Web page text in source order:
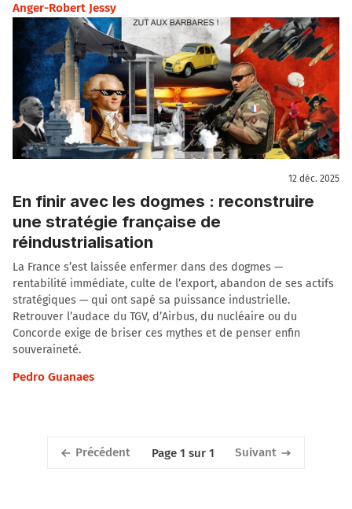
Anger-Robert Jessy
12 déc. 2025
En finir avec les dogmes : reconstruire
une stratégie française de
réindustrialisation
La France s’est laissée enfermer dans des dogmes —
rentabilité immédiate, culte de l’export, abandon de ses actifs
stratégiques — qui ont sapé sa puissance industrielle.
Retrouver l’audace du TGV, d’Airbus, du nucléaire ou du
Concorde exige de briser ces mythes et de penser enfin
souveraineté.
Pedro Guanaes
Précédent Page 1 sur 1 Suivant